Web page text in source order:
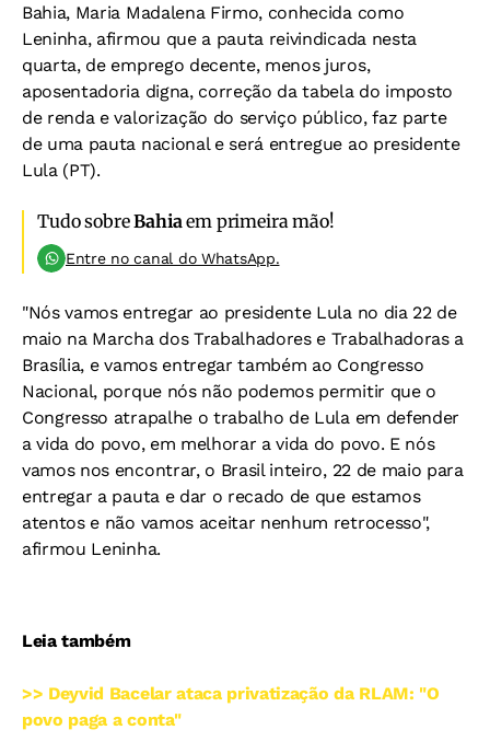
Bahia, Maria Madalena Firmo, conhecida como
Leninha, afirmou que a pauta reivindicada nesta
quarta, de emprego decente, menos juros,
aposentadoria digna, correção da tabela do imposto
de renda e valorização do serviço público, faz parte
de uma pauta nacional e será entregue ao presidente
Lula (PT).
Tudo sobreBahia em primeira mão!
Entre no canal do WhatsApp.
"Nós vamos entregar ao presidente Lula no dia 22 de
maio na Marcha dos Trabalhadores e Trabalhadoras a
Brasília, e vamos entregar também ao Congresso
Nacional, porque nós não podemos permitir que o
Congresso atrapalhe o trabalho de Lula em defender
a vida do povo, em melhorar a vida do povo. E nós
vamos nos encontrar, o Brasil inteiro, 22 de maio para
entregar a pauta e dar o recado de que estamos
atentos e não vamos aceitar nenhum retrocesso",
afirmou Leninha.
Leia também
>> Deyvid Bacelar ataca privatização da RLAM: "O
povo paga a conta"